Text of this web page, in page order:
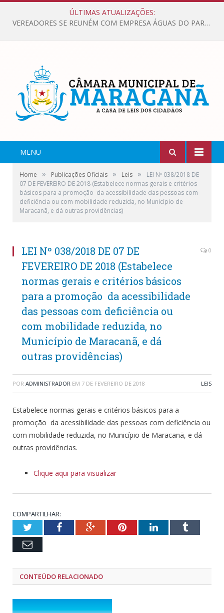
ÚLTIMAS ATUALIZAÇÕES:
VEREADORES SE REUNÉM COM EMPRESA ÁGUAS DO PARÁ, PARA APRESENTAR REIVINDICAÇÕES E MELHORIAS NA QUALIDADE DOS SERVIÇOS OFERECIDOS Á POPULAÇÃO.
MENU
Home » Publicações Oficiais » Leis »
LEI Nº 038/2018 DE
07 DE FEVEREIRO DE 2018 (Estabelece normas gerais e critérios
básicos para a promoção da acessibilidade das pessoas com
deficiência ou com mobilidade reduzida, no Município de
Maracanã, e dá outras providências)
LEI Nº 038/2018 DE 07 DE
FEVEREIRO DE 2018 (Estabelece
normas gerais e critérios básicos
para a promoção da acessibilidade
das pessoas com deficiência ou
com mobilidade reduzida, no
Município de Maracanã, e dá
outras providências)
0
POR ADMINISTRADOR EM 7 DE FEVEREIRO DE 2018 LEIS
Estabelece normas gerais e critérios básicos para a
promoção da acessibilidade das pessoas com deficiência ou
com mobilidade reduzida, no Município de Maracanã, e dá
outras providências.
Clique aqui para visualizar
COMPARTILHAR:
TwitterFacebookGoogle+PinterestLinkedInTumblr
Email
CONTEÚDO RELACIONADO